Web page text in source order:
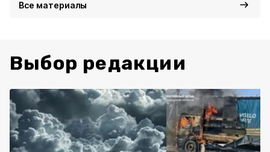
Все материалы
Выбор редакции